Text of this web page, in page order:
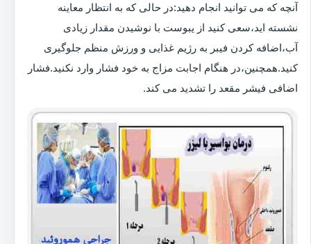
آنچه که می توانید انجام دهید:در حالی که به انتظار معاینه
نشسته اید،سعی کنید از یبوست با نوشیدن مقدار زیادی
آب،اضافه کردن فیبر به رژیم غذایی و ورزش منظم جلوگیری
کنید.همچنین،در هنگام اجابت مزاج به خود فشار وارد نکنید.فشار
اضافی فیشر مقعد را تشدید می کند.